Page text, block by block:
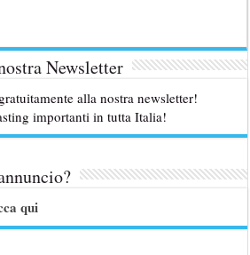
Newsletter
alla nostra newsletter!
importanti in tutta Italia!
qui